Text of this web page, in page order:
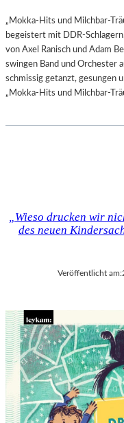
„Mokka-Hits und Milchbar-
begeistert mit DDR-
von Axel Ranisch und Adam
swingen Band und Orchester
schmissig getanzt, gesungen
„Mokka-Hits und Milchbar-
„Wieso drucken wir
des neuen
Veröffentlicht am: